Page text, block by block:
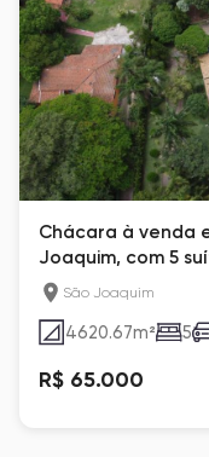
Chácara à venda
Joaquim, com 5
São Joaquim
4620.67m² 5
R$ 65.000